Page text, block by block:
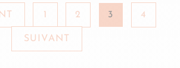
1 2 3 4
SUIVANT